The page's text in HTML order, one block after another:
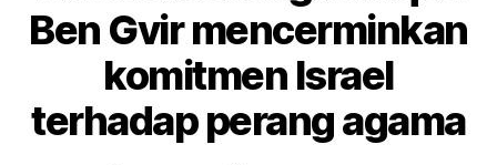
Ben Gvir mencerminkan
komitmen Israel
terhadap perang agama